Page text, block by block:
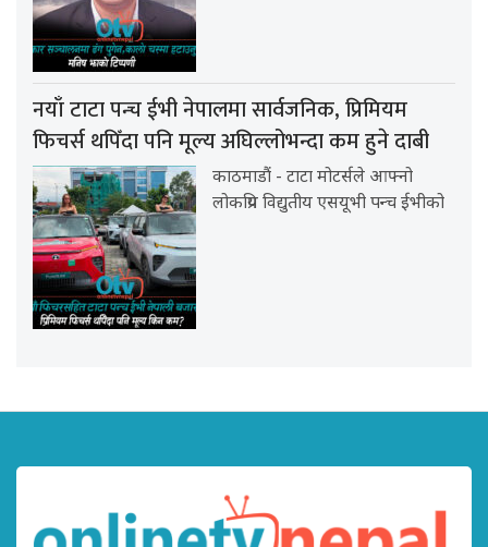
नयाँ टाटा पन्च ईभी नेपालमा सार्वजनिक, प्रिमियम
फिचर्स थपिँदा पनि मूल्य अघिल्लोभन्दा कम हुने दाबी
काठमाडौं - टाटा मोटर्सले आफ्नो
लोकप्रिय विद्युतीय एसयूभी पन्च ईभीको